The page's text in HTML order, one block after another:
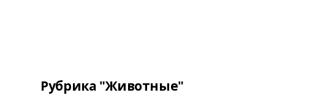
Рубрика "Животные"